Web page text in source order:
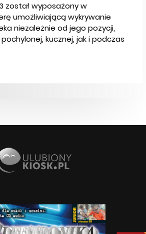
został wyposażony w
umożliwiającą wykrywanie
niezależnie od jego pozycji,
kucznej, jak i podczas